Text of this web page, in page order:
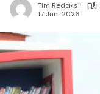
Tim Redaksi
17 Juni 2026